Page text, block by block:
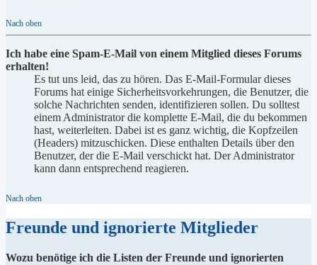
Nach oben
Ich habe eine Spam-E-Mail von einem Mitglied dieses Forums
erhalten!
Es tut uns leid, das zu hören. Das E-Mail-Formular dieses
Forums hat einige Sicherheitsvorkehrungen, die Benutzer, die
solche Nachrichten senden, identifizieren sollen. Du solltest
einem Administrator die komplette E-Mail, die du bekommen
hast, weiterleiten. Dabei ist es ganz wichtig, die Kopfzeilen
(Headers) mitzuschicken. Diese enthalten Details über den
Benutzer, der die E-Mail verschickt hat. Der Administrator
kann dann entsprechend reagieren.
Nach oben
Freunde und ignorierte Mitglieder
Wozu benötige ich die Listen der Freunde und ignorierten